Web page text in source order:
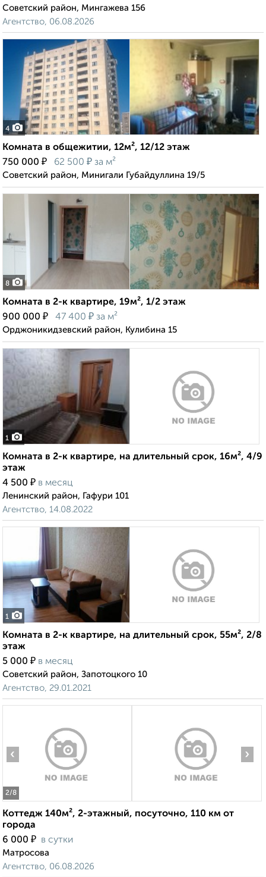
Советский район, Мингажева 156
Агентство, 06.08.2026
4
Комната в общежитии, 12м², 12/12 этаж
750 000 ₽ 62 500 ₽ за м²
Советский район, Минигали Губайдуллина 19/5
8
Комната в 2-к квартире, 19м², 1/2 этаж
900 000 ₽ 47 400 ₽ за м²
Орджоникидзевский район, Кулибина 15
1
Комната в 2-к квартире, на длительный срок, 16м², 4/9
этаж
4 500 ₽ в месяц
Ленинский район, Гафури 101
Агентство, 14.08.2022
1
Комната в 2-к квартире, на длительный срок, 55м², 2/8
этаж
5 000 ₽ в месяц
Советский район, Запотоцкого 10
Агентство, 29.01.2021
2/8
‹ ›
Коттедж 140м², 2-этажный, посуточно, 110 км от
города
6 000 ₽ в сутки
Матросова
Агентство, 06.08.2026